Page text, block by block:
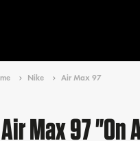
Nike Air Max 97
Max 97